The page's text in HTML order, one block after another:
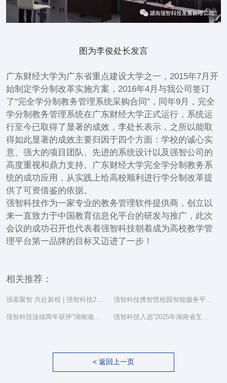
图为李俊处长发言
广东财经大学为广东省重点建设大学之一，2015年7月开
始制定学分制改革实施方案，2016年4月与我公司签订
了“完全学分制教务管理系统采购合同”，同年9月，完全
学分制教务管理系统在广东财经大学正式运行，系统运
行至今已取得了显著的成效，李处长表示，之所以能取
得如此显著的成效主要归因于四个方面：学校的诚心实
意、强大的项目团队、先进的系统设计以及强智公司的
高度重视和鼎力支持。广东财经大学完全学分制教务系
统的成功应用，从实践上给高校顺利进行学分制改革提
供了可资借鉴的依据。
强智科技作为一家专业的教务管理软件提供商，创立以
来一直致力于中国教育信息化平台的研发与推广，此次
会议的成功召开也代表着强智科技朝着成为高校教学管
理平台第一品牌的目标又迈进了一步！
相关推荐：
强基聚智 共赴新程 | 强智科技2025年度总结表彰大会隆重举行
< 返回上一页